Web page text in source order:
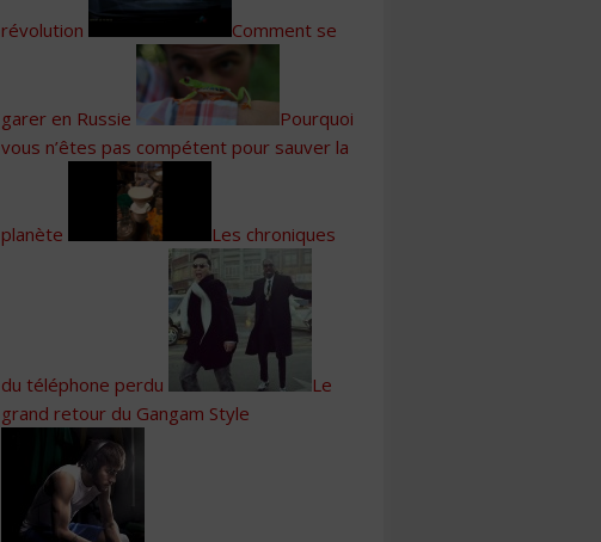
révolution Comment se
garer en Russie
Pourquoi
vous n’êtes pas compétent pour sauver la
planète Les chroniques
du téléphone perdu
Le
grand retour du Gangam Style